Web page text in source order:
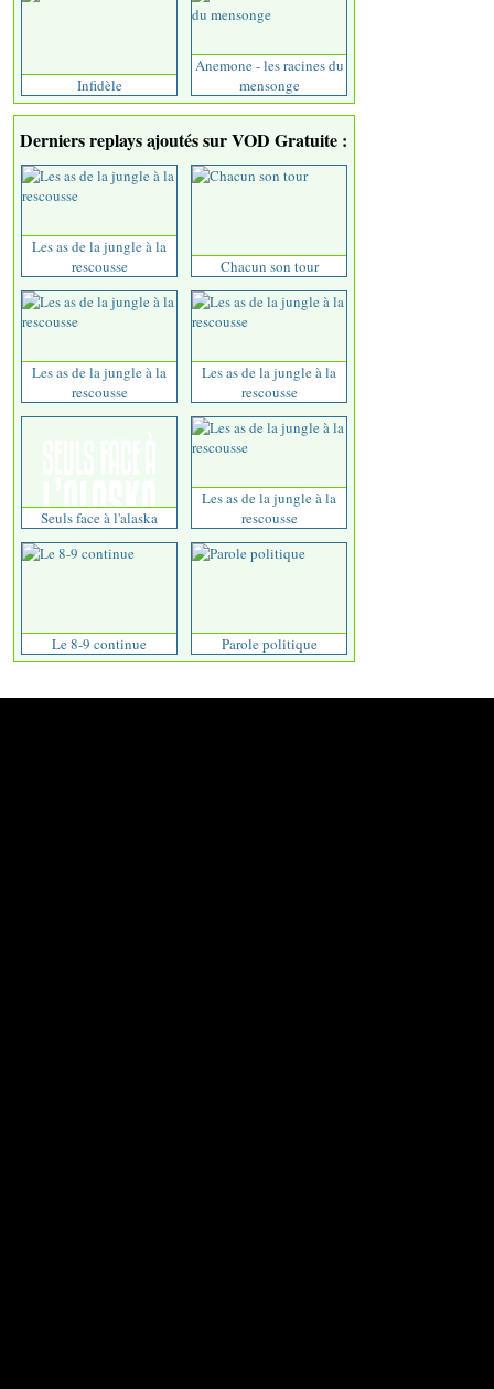
Infidèle
Anemone - les racines du
mensonge
Derniers replays ajoutés sur VOD Gratuite :
Les as de la jungle à la
rescousse
Chacun son tour
Les as de la jungle à la
rescousse
Les as de la jungle à la
rescousse
Seuls face à l'alaska
Les as de la jungle à la
rescousse
Le 8-9 continue Parole politique